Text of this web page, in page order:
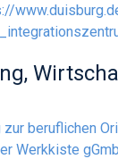
zur beruflichen
Werkkiste